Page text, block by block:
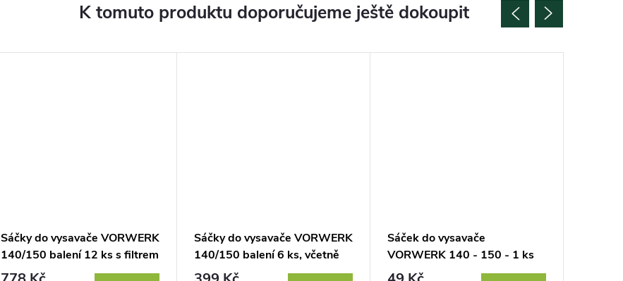
K tomuto produktu doporučujeme ještě dokoupit
Sáčky do vysavače VORWERK
140/150 balení 12 ks s filtrem
Sáčky do vysavače VORWERK
140/150 balení 6 ks, včetně
filtru
Sáček do vysavače
VORWERK 140 - 150 - 1 ks